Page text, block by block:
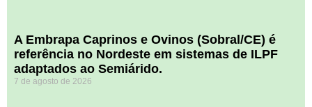
A Embrapa Caprinos e Ovinos (Sobral/CE) é
referência no Nordeste em sistemas de ILPF
adaptados ao Semiárido.
7 de agosto de 2026